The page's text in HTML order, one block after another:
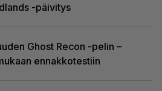
-päivitys
Ghost Recon -pelin –
ennakkotestiin